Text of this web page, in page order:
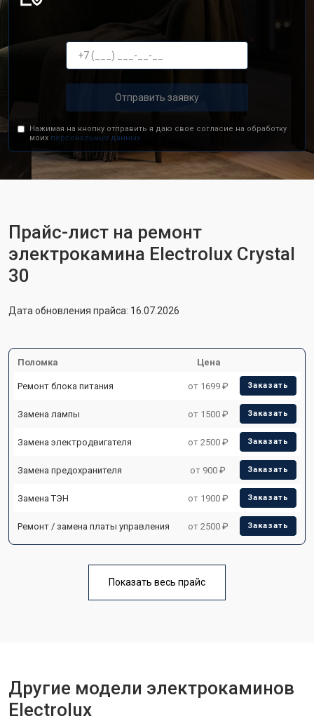
Отправить заявку
Нажимая на кнопку отправить я даю свое согласие на обработку
моих персональных данных.
Прайс-лист на ремонт
электрокамина Electrolux Crystal
30
Дата обновления прайса: 16.07.2026
Поломка Цена
Ремонт блока питания от 1699 ₽ Заказать
Замена лампы от 1500 ₽ Заказать
Замена электродвигателя от 2500 ₽ Заказать
Замена предохранителя от 900 ₽ Заказать
Замена ТЭН от 1900 ₽ Заказать
Ремонт / замена платы управления от 2500 ₽ Заказать
Показать весь прайс
Другие модели электрокаминов
Electrolux